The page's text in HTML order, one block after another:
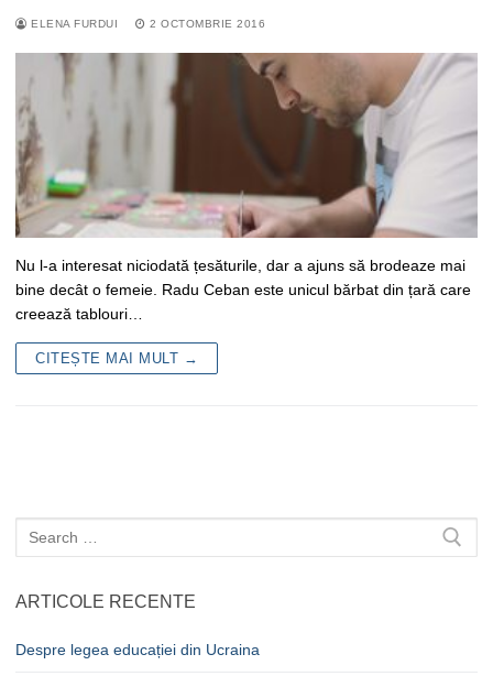
ELENA FURDUI 2 OCTOMBRIE 2016
Nu l-a interesat niciodată țesăturile, dar a ajuns să brodeaze mai
bine decât o femeie. Radu Ceban este unicul bărbat din țară care
creează tablouri…
CITEȘTE MAI MULT →
Caută
după:
ARTICOLE RECENTE
Despre legea educației din Ucraina